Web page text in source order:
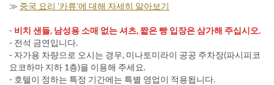
≫ 중국 요리 '카류'에 대해 자세히 알아보기
- 비치 샌들, 남성용 소매 없는 셔츠, 짧은 빵 입장은 삼가해 주십시오.
- 전석 금연입니다.
- 자가용 차량으로 오시는 경우, 미나토미라이 공공 주차장(파시피코
요코하마 지하 1층)을 이용해 주세요.
- 호텔이 정하는 특정 기간에는 특별 영업이 적용됩니다.